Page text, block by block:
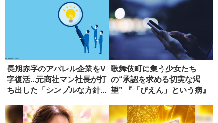
長期赤字のアパレル企業をV
字復活...元商社マン社長が打
ち出した「シンプルな方針...
歌舞伎町に集う少女たち
の“承認を求める切実な渇
望” 『「ぴえん」という病』